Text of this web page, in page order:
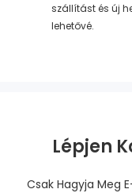
szállítást és új
lehetővé.
Lépjen
Csak Hagyja Meg